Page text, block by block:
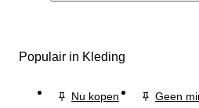
Populair in Kleding
Nu kopen
Geen